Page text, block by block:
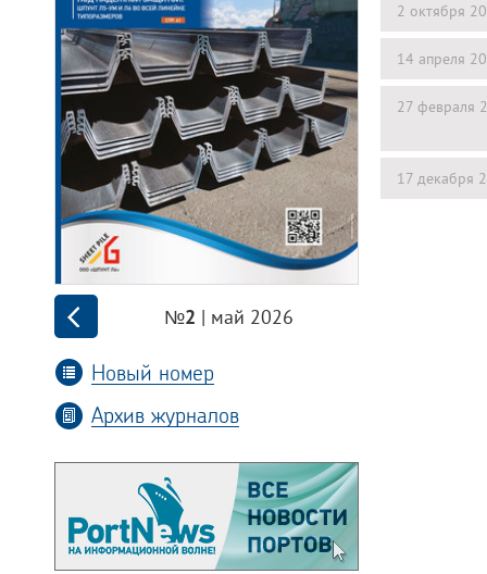
№2 | май 2026
Новый номер
Архив журналов
2 октября
14 апреля
27 февраля
17 декабря